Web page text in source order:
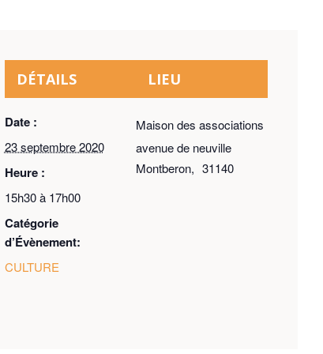
DÉTAILS
Date :
23 septembre 2020
Heure :
15h30 à 17h00
Catégorie
d’Évènement:
CULTURE
LIEU
Maison des associations
avenue de neuville
Montberon, 31140